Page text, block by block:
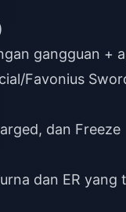
gangguan +
Favonius
dan Freeze
dan ER yang